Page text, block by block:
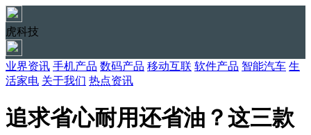
虎科技
业界资讯 手机产品 数码产品 移动互联 软件产品 智能汽车 生
活家电 关于我们 热点资讯
追求省心耐用还省油？这三款